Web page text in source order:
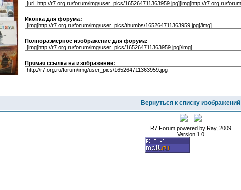
Иконка для форума:
Полноразмерное изображение для форума:
Прямая ссылка на изображение:
Вернуться к списку изображений
R7 Forum powered by Ray, 2009
Version 1.0